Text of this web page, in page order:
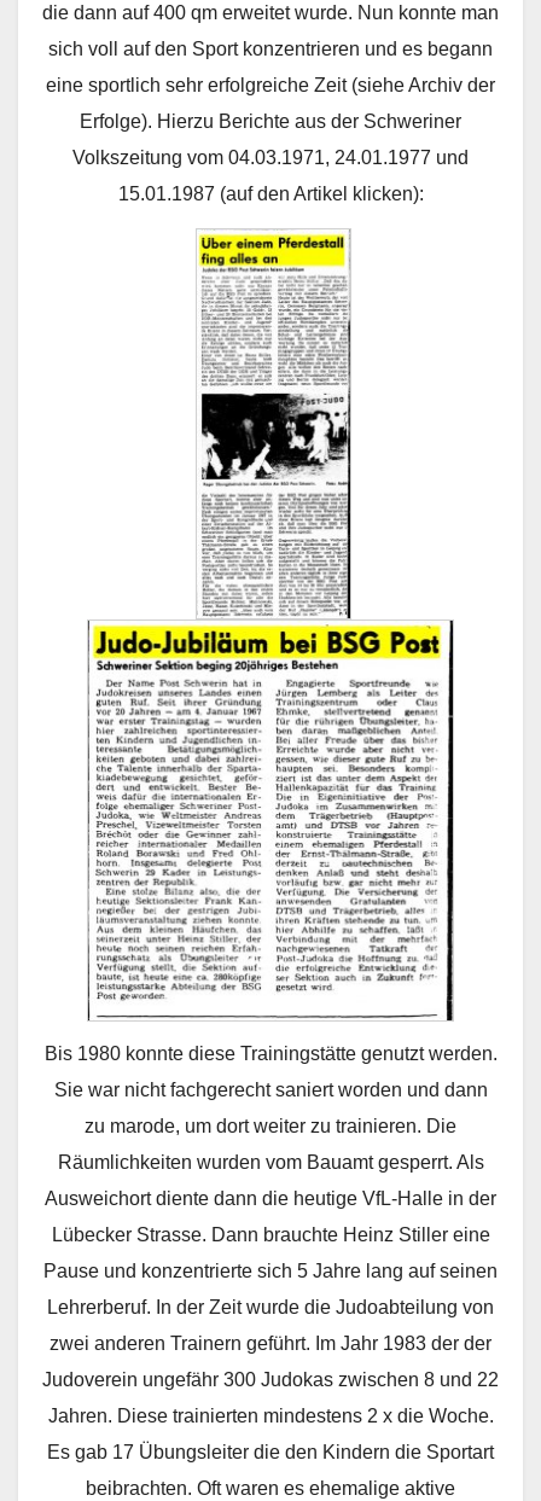
die dann auf 400 qm erweitet wurde. Nun konnte man
sich voll auf den Sport konzentrieren und es begann
eine sportlich sehr erfolgreiche Zeit (siehe Archiv der
Erfolge). Hierzu Berichte aus der Schweriner
Volkszeitung vom 04.03.1971, 24.01.1977 und
15.01.1987 (auf den Artikel klicken):
Bis 1980 konnte diese Trainingstätte genutzt werden.
Sie war nicht fachgerecht saniert worden und dann
zu marode, um dort weiter zu trainieren. Die
Räumlichkeiten wurden vom Bauamt gesperrt. Als
Ausweichort diente dann die heutige VfL-Halle in der
Lübecker Strasse. Dann brauchte Heinz Stiller eine
Pause und konzentrierte sich 5 Jahre lang auf seinen
Lehrerberuf. In der Zeit wurde die Judoabteilung von
zwei anderen Trainern geführt. Im Jahr 1983 der der
Judoverein ungefähr 300 Judokas zwischen 8 und 22
Jahren. Diese trainierten mindestens 2 x die Woche.
Es gab 17 Übungsleiter die den Kindern die Sportart
beibrachten. Oft waren es ehemalige aktive